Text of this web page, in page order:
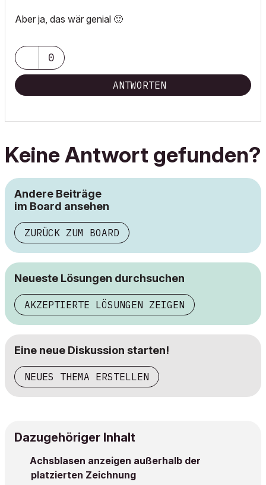
Aber ja, das wär genial 🙂
0
ANTWORTEN
Keine Antwort gefunden?
Andere Beiträge
im Board ansehen
ZURÜCK ZUM BOARD
Neueste Lösungen durchsuchen
AKZEPTIERTE LÖSUNGEN ZEIGEN
Eine neue Diskussion starten!
NEUES THEMA ERSTELLEN
Dazugehöriger Inhalt
Achsblasen anzeigen außerhalb der
platzierten Zeichnung